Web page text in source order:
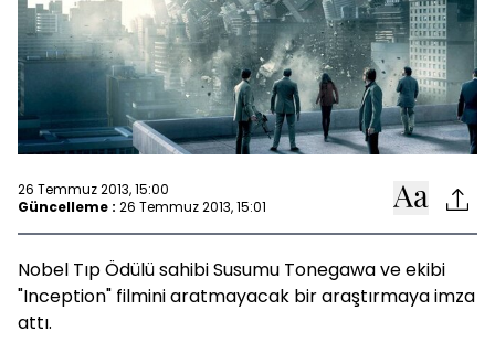
26 Temmuz 2013, 15:00
Güncelleme : 26 Temmuz 2013, 15:01
Nobel Tıp Ödülü sahibi Susumu Tonegawa ve ekibi
"Inception" filmini aratmayacak bir araştırmaya imza
attı.